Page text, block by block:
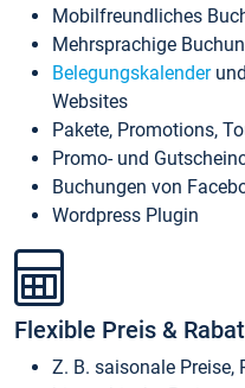
Mobilfreundliches
Mehrsprachige
Belegungskalenderund
Websites
Pakete, Promotions,
Promo- und
Buchungen von
Wordpress Plugin
Flexible Preis &
Z. B. saisonale Preise,